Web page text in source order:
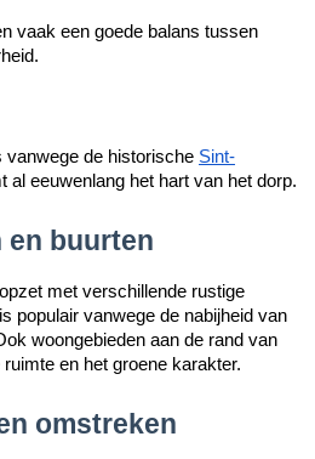
vaak een goede balans tussen
vanwege de historische Sint-
al eeuwenlang het hart van het dorp.
en buurten
met verschillende rustige
populair vanwege de nabijheid van
woongebieden aan de rand van
en het groene karakter.
omstreken